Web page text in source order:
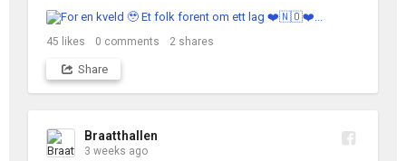
45 likes 0 comments 2 shares
Share
Braatthallen
3 weeks ago